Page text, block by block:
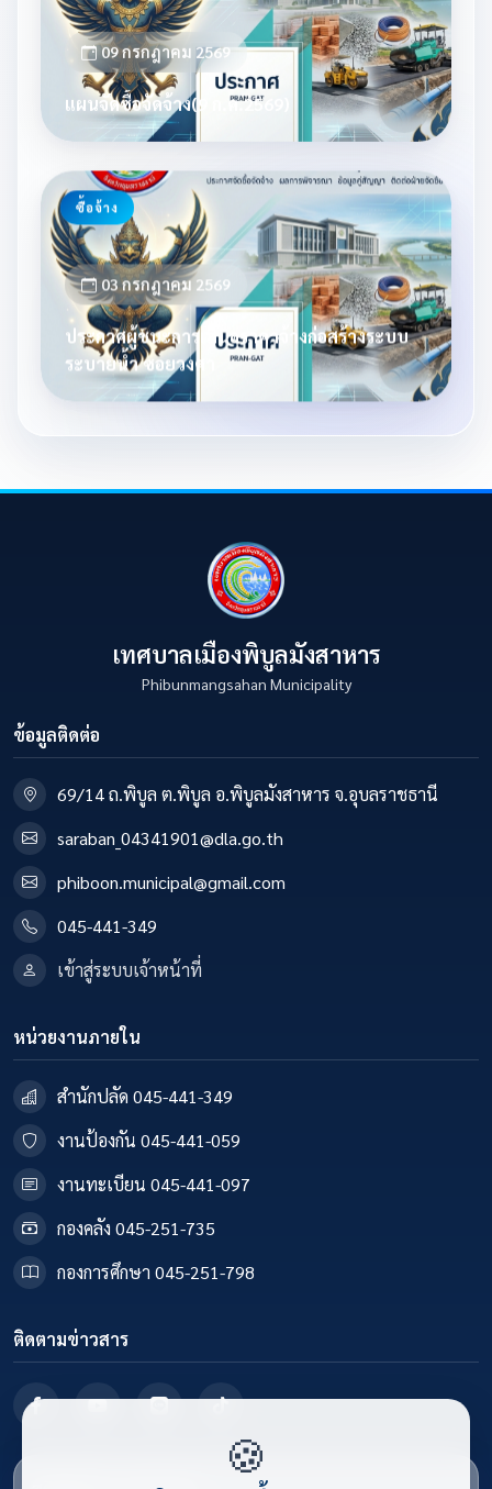
09 กรกฎาคม 2569
แผนจัดซื้อจัดจ้าง(9 ก.ค.2569)
ซื้อจ้าง
03 กรกฎาคม 2569
ประกาศผู้ชนะการเสนอราคาจ้างก่อสร้างระบบ
ระบายน้ำ ซอยวงศา
เทศบาลเมืองพิบูลมังสาหาร
Phibunmangsahan Municipality
ข้อมูลติดต่อ
69/14 ถ.พิบูล ต.พิบูล อ.พิบูลมังสาหาร จ.อุบลราชธานี
saraban_04341901@dla.go.th
phiboon.municipal@gmail.com
045-441-349
เข้าสู่ระบบเจ้าหน้าที่
หน่วยงานภายใน
สำนักปลัด 045-441-349
งานป้องกัน 045-441-059
งานทะเบียน 045-441-097
กองคลัง 045-251-735
กองการศึกษา 045-251-798
ติดตามข่าวสาร
🍪